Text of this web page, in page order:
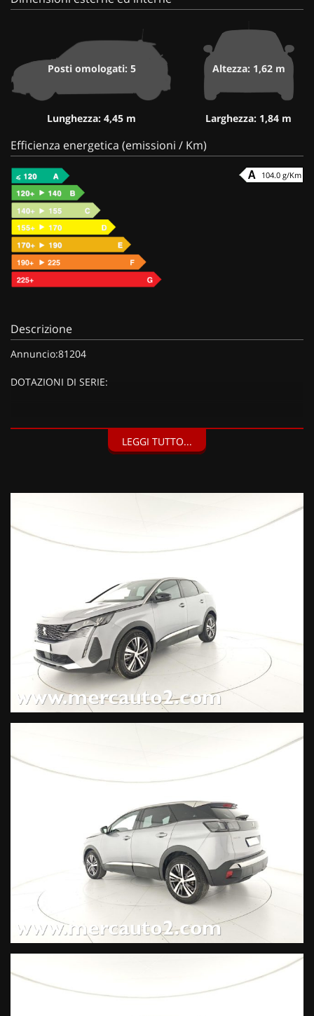
Posti omologati: 5
Lunghezza: 4,45 m
Altezza: 1,62 m
Larghezza: 1,84 m
Efficienza energetica (emissioni / Km)
104.0 g/Km
Descrizione
Annuncio:81204
DOTAZIONI DI SERIE:
LEGGI TUTTO...